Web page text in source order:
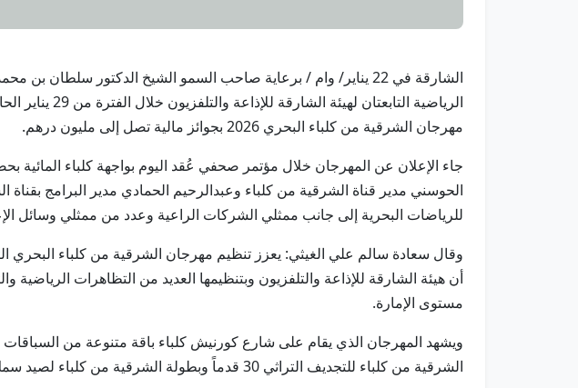
الشارقة في 22 يناير/ وام / برعاية صاحب السمو الشيخ الدكتور
مهرجان الشرقية من كلباء البحري 2026 بجوائز مالية تصل إلى مليون درهم.
جاء الإعلان عن المهرجان خلال مؤتمر صحفي عُقد اليوم بواجهة كلباء المائية
الحوسني مدير قناة الشرقية من كلباء وعبدالرحيم الحمادي مدير البرامج
للرياضات البحرية إلى جانب ممثلي الشركات الراعية وعدد من ممثلي وسائل
وقال سعادة سالم علي الغيثي: يعزز تنظيم مهرجان الشرقية من كلباء البحري
أن هيئة الشارقة للإذاعة والتلفزيون وبتنظيمها العديد من التظاهرات الرياضية
مستوى الإمارة.
ويشهد المهرجان الذي يقام على شارع كورنيش كلباء باقة متنوعة من
الشرقية من كلباء للتجديف التراثي 30 قدماً وبطولة الشرقية من كلباء لصيد سمك الكنعد واليودر "سمكة التونة".